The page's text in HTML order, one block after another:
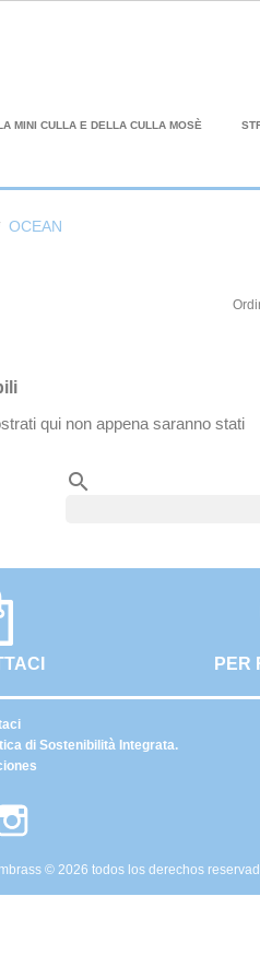
MINI CULLA E DELLA CULLA MOSÈ
OCEAN
qui non appena saranno stati
search
PER
di Sostenibilità Integrata.
© 2026 todos los derechos